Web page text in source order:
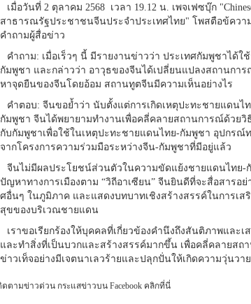
เมื่อวันที่ 2 ตุลาคม 2568 เวลา 19.12 น. เพจเฟซบุ๊ก
สาธารณรัฐประชาชนจีนประจำประเทศไทย" โพสตือข้คว
คำถามผู้สื่อข่าว
คำถาม: เมื่อเร็วๆ นี้ มีรายงานข่าวว่า ประเทศกัมพูชาได้
กัมพูชา และกล่าวว่า อาวุธของจีนได้เปลี่ยนแปลงสถานกา
หาจุดยืนของจีนโดยอ้อม สถานทูตจีนมีความเห็นอย่างไร
คำตอบ: จีนขอย้ำว่า นับตั้งแต่การเกิดเหตุปะทะชายแดน
กัมพูชา จีนได้พยายามทำงานเพื่อคลี่คลายสถานการณ์ด้วย
กับกัมพูชาเพื่อใช้ในเหตุปะทะชายแดนไทย-กัมพูชา อุปกร
จากโครงการความร่วมมือระหว่างจีน-กัมพูชาที่มีอยู่แล้ว
จีนไม่มีผลประโยชน์ส่วนตัวในความขัดแย้งชายแดนไทย-
ปัญหาทางการเมืองตาม “วิถีอาเซียน” จีนยินดีที่จะสื่อสารอ
ศอื่นๆ ในภูมิภาค และแสดงบทบาทเชิงสร้างสรรค์ในการเ
สุขของบริเวณชายแดน
เราขอเรียกร้องให้บุคคลที่เกี่ยวข้องคำนึงถึงสันติภาพแล
และทำสิ่งที่เป็นบวกและสร้างสรรค์มากขึ้น เพื่อคลี่คลายส
ข่าวเท็จอย่างมีเจตนาเลวร้ายและปลุกปั่นให้เกิดความวุ่นวาย
ดตามข่าวด่วน กระแสข่าวบน Facebook คลิกที่นี่